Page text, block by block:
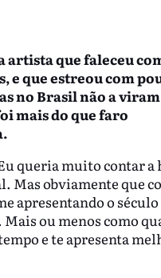
que faleceu
e que estreou com
no Brasil não a
mais do que faro
queria muito contar
Mas obviamente que
apresentando o
ou menos como
e te apresenta